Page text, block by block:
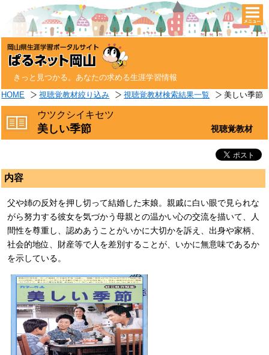
きっと見つかる。あなたの求める生涯学習情報
HOME 視聴覚教材絞り込み 視聴覚教材検索結果一覧 美しい季節
ウツクシイキセツ
美しい季節 視聴覚教材
内容
父や姉の反対を押し切って結婚した末娘。親戚に白い眼で見られな
がら努力する彼女を気づかう母親との温かい心の交流を描いて、人
間性を尊重し、認めあうことがいかに大切かを訴え、出身や家柄、
社会的地位、財産等で人を差別することが、いかに無意味であるか
を示している。